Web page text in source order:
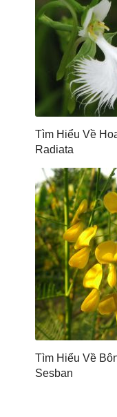
Tìm Hiểu Về
Radiata
Tìm Hiểu Về
Sesban